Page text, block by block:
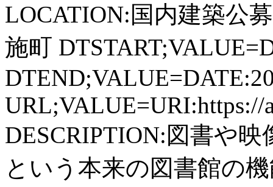
LOCATION:国内建築公
施町
URL;VALUE=URI:https://
DESCRIPTION:図書や
という本来の図書館の